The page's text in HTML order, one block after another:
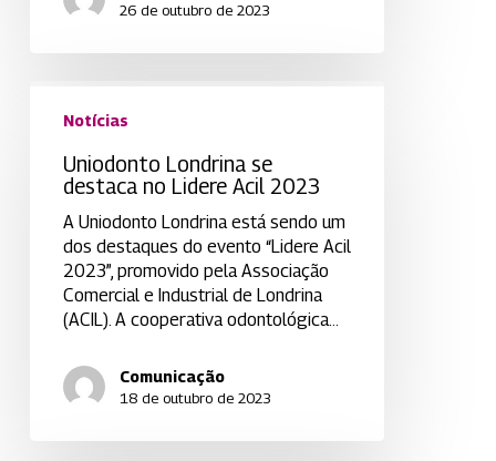
26 de outubro de 2023
Londrina
destaca
Lidere
2023
Notícias
Uniodonto Londrina se
destaca no Lidere Acil 2023
A Uniodonto Londrina está sendo um
dos destaques do evento “Lidere Acil
2023”, promovido pela Associação
Comercial e Industrial de Londrina
(ACIL). A cooperativa odontológica…
Comunicação
18 de outubro de 2023